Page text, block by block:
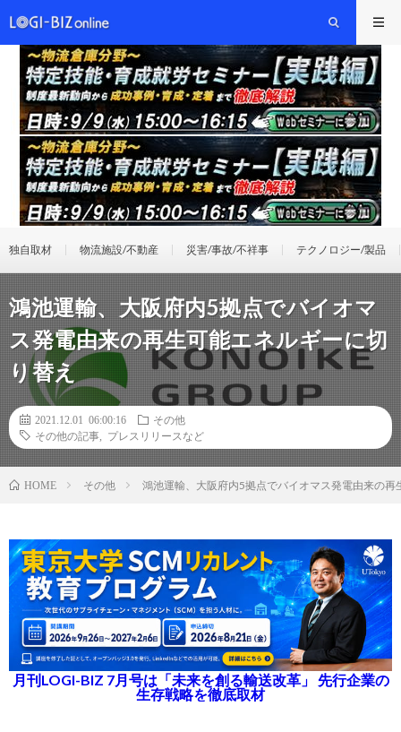
独自取材 物流施設/不動産 災害/事故/不祥事 テクノロジー/製品
鴻池運輸、大阪府内5拠点でバイオマ
ス発電由来の再生可能エネルギーに切
り替え
2021.12.01 06:00:16
その他
その他の記事
プレスリリースなど
HOME その他 鴻池運輸、大阪府内5拠点でバイオマス発電由来の再
月刊LOGI-BIZ 7月号は「未来を創る輸送改革」 先行企業の
生存戦略を徹底取材